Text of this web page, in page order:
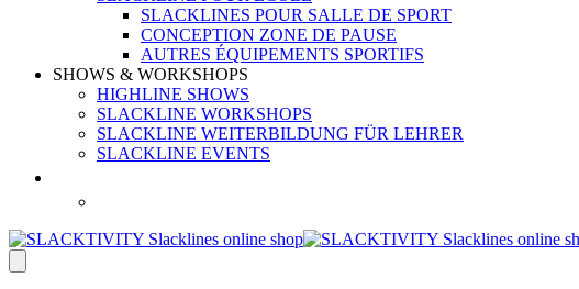
SLACKLINES POUR SALLE DE SPORT
CONCEPTION ZONE DE PAUSE
AUTRES ÉQUIPEMENTS SPORTIFS
SHOWS & WORKSHOPS
HIGHLINE SHOWS
SLACKLINE WORKSHOPS
SLACKLINE WEITERBILDUNG FÜR LEHRER
SLACKLINE EVENTS